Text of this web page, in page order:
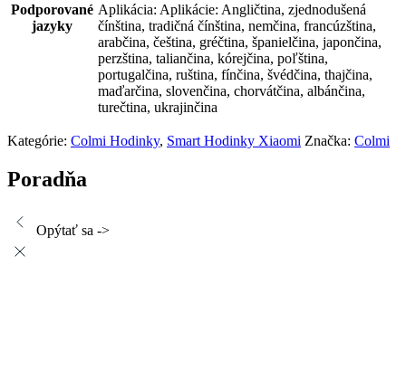
Podporované
jazyky
Aplikácia: Aplikácie: Angličtina, zjednodušená
čínština, tradičná čínština, nemčina, francúzština,
arabčina, čeština, gréčtina, španielčina, japončina,
perzština, taliančina, kórejčina, poľština,
portugalčina, ruština, fínčina, švédčina, thajčina,
maďarčina, slovenčina, chorvátčina, albánčina,
turečtina, ukrajinčina
Kategórie: Colmi Hodinky, Smart Hodinky Xiaomi Značka: Colmi
Poradňa
Opýtať sa ->